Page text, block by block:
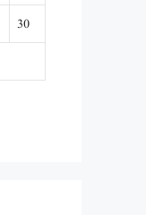
30